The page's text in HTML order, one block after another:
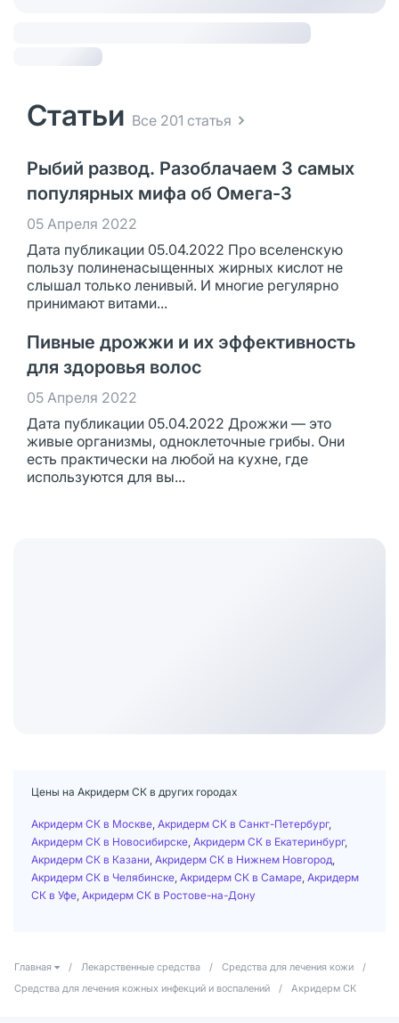
Статьи Все 201 статья
Рыбий развод. Разоблачаем 3 самых
популярных мифа об Омега-3
05 Апреля 2022
Дата публикации 05.04.2022 Про вселенскую
пользу полиненасыщенных жирных кислот не
слышал только ленивый. И многие регулярно
принимают витами...
Пивные дрожжи и их эффективность
для здоровья волос
05 Апреля 2022
Дата публикации 05.04.2022 Дрожжи — это
живые организмы, одноклеточные грибы. Они
есть практически на любой на кухне, где
используются для вы...
Цены на Акридерм СК в других городах
Акридерм СК в Москве Акридерм СК в Санкт-Петербург,
Акридерм СК в Новосибирске Акридерм СК в Екатеринбург,
Акридерм СК в Казани Акридерм СК в Нижнем Новгород
Акридерм СК в Челябинске Акридерм СК в Самаре Акридерм
СК в Уфе Акридерм СК в Ростове-на-Дону
Главная / Лекарственные средства / Средства для лечения кожи
/
Средства для лечения кожных инфекций и воспалений
/ Акридерм СК